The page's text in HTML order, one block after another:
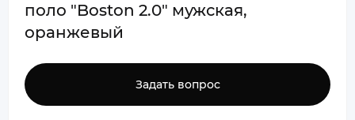
поло "Boston 2.0" мужская,
оранжевый
Задать вопрос